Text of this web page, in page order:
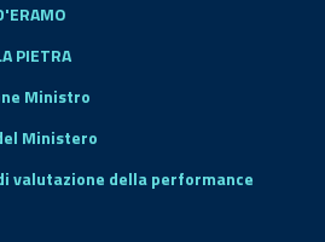
PIETRA
Ministro
Ministero
valutazione della performance